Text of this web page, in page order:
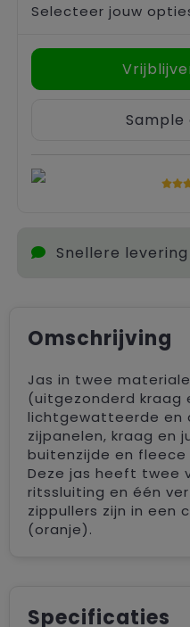
Selecteer jouw
Sample
Snellere
Omschrijving
Jas in twee
(uitgezonderd kraag
lichtgewatteerde en
zijpanelen, kraag en
buitenzijde en fleece
Deze jas heeft twee
ritssluiting en één
zippullers zijn in een
(oranje).
Specificaties